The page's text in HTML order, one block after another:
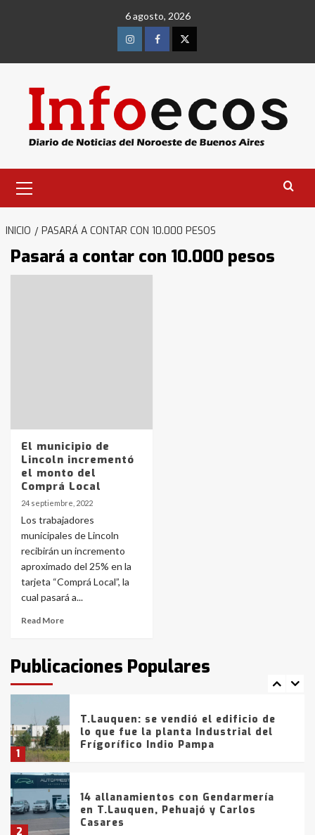
6 agosto, 2026
InstagramFacebookTwitter
primario
INICIO PASARÁ A CONTAR CON 10.000 PESOS
Pasará a contar con 10.000 pesos
El municipio de
Lincoln incrementó
el monto del
Comprá Local
24 septiembre, 2022
Los trabajadores
municipales de Lincoln
recibirán un incremento
aproximado del 25% en la
tarjeta “Comprá Local”, la
cual pasará a...
Read More
Publicaciones Populares
4
5
Los precios de los combustibles en
La Pampa, desde YPF hasta Axion
entre 857 a 1338 pesos
6
La Bolsa de Cereales de Bahía
Blanca anticipa que Agosto vendrá
con lluvias y heladas, en gran parte
fueron detenidos por
comercialización de drogas en la
tarde del sábado
1
T.Lauquen: se vendió el edificio de
lo que fue la planta Industrial del
Frígorífico Indio Pampa
2
14 allanamientos con Gendarmería
en T.Lauquen, Pehuajó y Carlos
Casares